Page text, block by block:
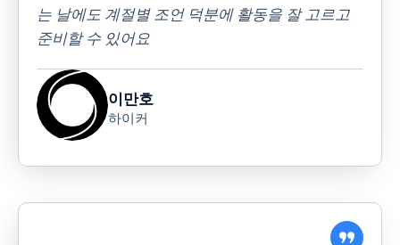
는 날에도 계절별 조언 덕분에 활동을 잘 고르고
준비할 수 있어요
이만호
하이커